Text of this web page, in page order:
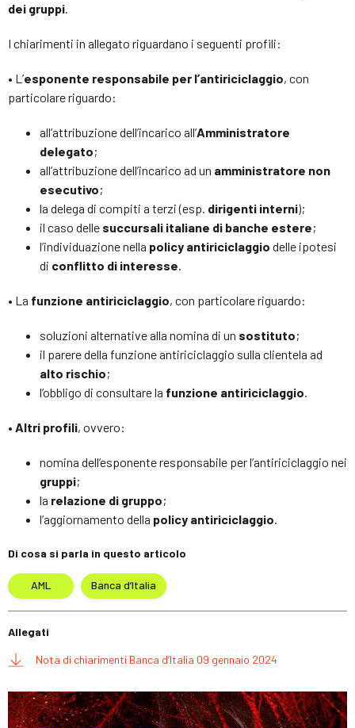
dei gruppi.
I chiarimenti in allegato riguardano i seguenti profili:
• L’esponente responsabile per l’antiriciclaggio, con
particolare riguardo:
all’attribuzione dell’incarico all’Amministratore
delegato;
all’attribuzione dell’incarico ad un amministratore non
esecutivo;
la delega di compiti a terzi (esp. dirigenti interni);
il caso delle succursali italiane di banche estere;
l’individuazione nella policy antiriciclaggio delle ipotesi
di conflitto di interesse.
• La funzione antiriciclaggio, con particolare riguardo:
soluzioni alternative alla nomina di un sostituto;
il parere della funzione antiriciclaggio sulla clientela ad
alto rischio;
l’obbligo di consultare la funzione antiriciclaggio.
• Altri profili, ovvero:
nomina dell’esponente responsabile per l’antiriciclaggio nei
gruppi;
la relazione di gruppo;
l’aggiornamento della policy antiriciclaggio.
Di cosa si parla in questo articolo
AML Banca d’Italia
Allegati
Nota di chiarimenti Banca d’Italia 09 gennaio 2024